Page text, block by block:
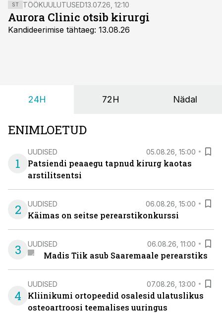
ST TÖÖKUULUTUSED13.07.26, 12:10
Aurora Clinic otsib kirurgi
Kandideerimise tähtaeg: 13.08.26
24H 72H Nädal
ENIMLOETUD
1
UUDISED 05.08.26, 15:00
Patsiendi peaaegu tapnud kirurg kaotas
arstilitsentsi
2 UUDISED 06.08.26, 15:00
Käimas on seitse perearstikonkurssi
3 UUDISED 06.08.26, 11:00
Madis Tiik asub Saaremaale perearstiks
4
UUDISED 07.08.26, 13:00
Kliinikumi ortopeedid osalesid ulatuslikus
osteoartroosi teemalises uuringus